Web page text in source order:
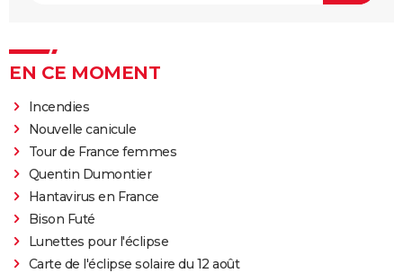
EN CE MOMENT
Incendies
Nouvelle canicule
Tour de France femmes
Quentin Dumontier
Hantavirus en France
Bison Futé
Lunettes pour l'éclipse
Carte de l'éclipse solaire du 12 août